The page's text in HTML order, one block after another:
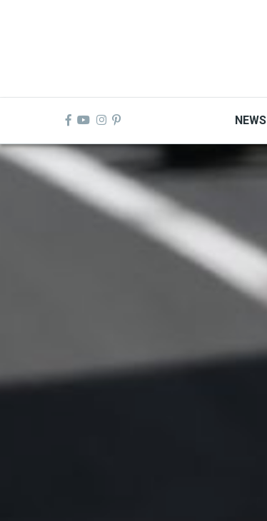
NEWS